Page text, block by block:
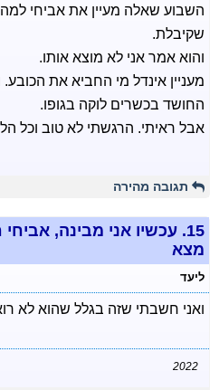
השבוע שאלה מעיין את אביחי
שקיבלת.
והוא אמר אני לא מוצא אותו.
מעניין אינדל מי החביא את הכובע.
החושד בכשרים לוקה בגופו.
אבל ראיתי. הרגשתי לא טוב וכל
תגובה מהירה
15. עכשיו אני מבינה,
מצא
ליעד
ואני חשבתי שזה בגלל שהוא לא
2022